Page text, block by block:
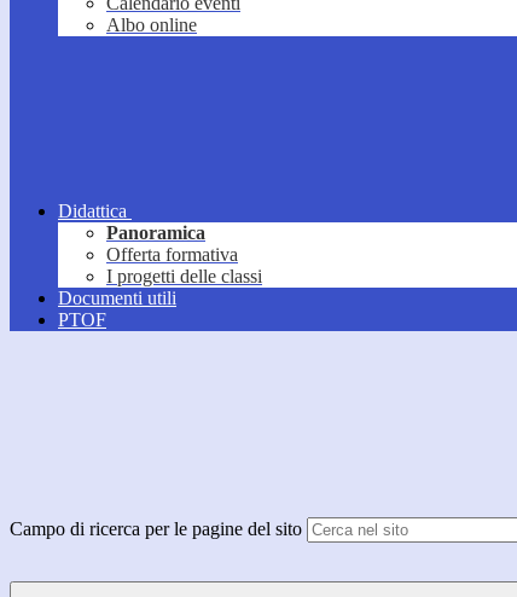
Albo online
Didattica
Panoramica
Offerta formativa
I progetti delle classi
Documenti utili
PTOF
Campo di ricerca per le pagine del sito